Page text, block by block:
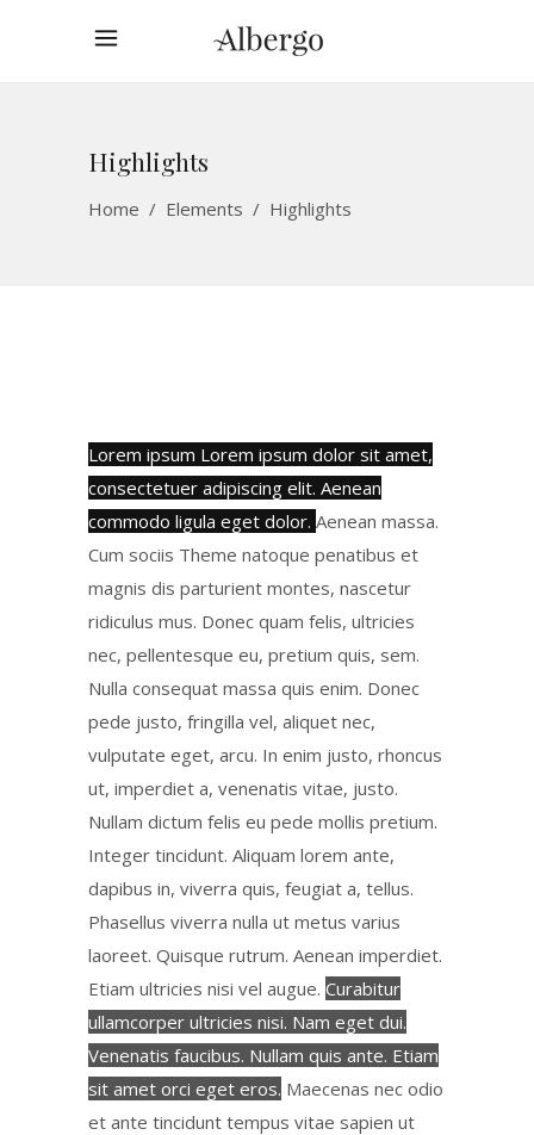
Highlights
Home / Elements / Highlights
Lorem ipsum Lorem ipsum dolor sit amet,
consectetuer adipiscing elit. Aenean
commodo ligula eget dolor. Aenean massa.
Cum sociis Theme natoque penatibus et
magnis dis parturient montes, nascetur
ridiculus mus. Donec quam felis, ultricies
nec, pellentesque eu, pretium quis, sem.
Nulla consequat massa quis enim. Donec
pede justo, fringilla vel, aliquet nec,
vulputate eget, arcu. In enim justo, rhoncus
ut, imperdiet a, venenatis vitae, justo.
Nullam dictum felis eu pede mollis pretium.
Integer tincidunt. Aliquam lorem ante,
dapibus in, viverra quis, feugiat a, tellus.
Phasellus viverra nulla ut metus varius
laoreet. Quisque rutrum. Aenean imperdiet.
Etiam ultricies nisi vel augue. Curabitur
ullamcorper ultricies nisi. Nam eget dui.
Venenatis faucibus. Nullam quis ante. Etiam
sit amet orci eget eros. Maecenas nec odio
et ante tincidunt tempus vitae sapien ut